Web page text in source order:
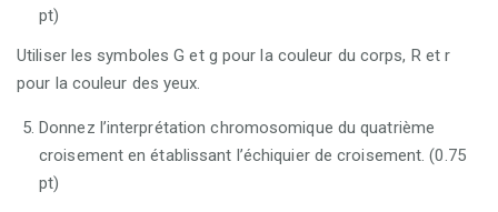
pt)
Utiliser les symboles G et g pour la couleur du corps, R et r
pour la couleur des yeux.
Donnez l’interprétation chromosomique du quatrième
croisement en établissant l’échiquier de croisement. (0.75
pt)